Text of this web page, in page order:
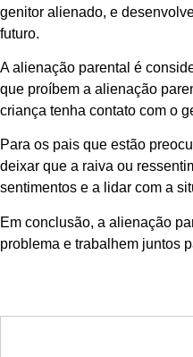
genitor alienado, e
futuro.
A alienação parental é
que proíbem a alienação
criança tenha contato com o
Para os pais que estão
deixar que a raiva ou
sentimentos e a lidar com a
Em conclusão, a alienação
problema e trabalhem juntos